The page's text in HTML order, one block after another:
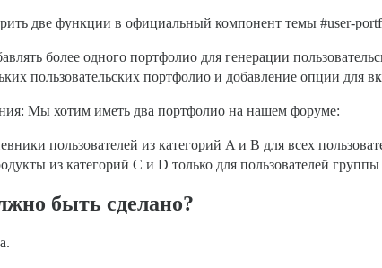
две функции в официальный компонент темы #user-
более одного портфолио для генерации
пользовательских портфолио и добавление опции
Мы хотим иметь два портфолио на нашем форуме:
пользователей из категорий A и B для всех
из категорий C и D только для пользователей группы
быть сделано?